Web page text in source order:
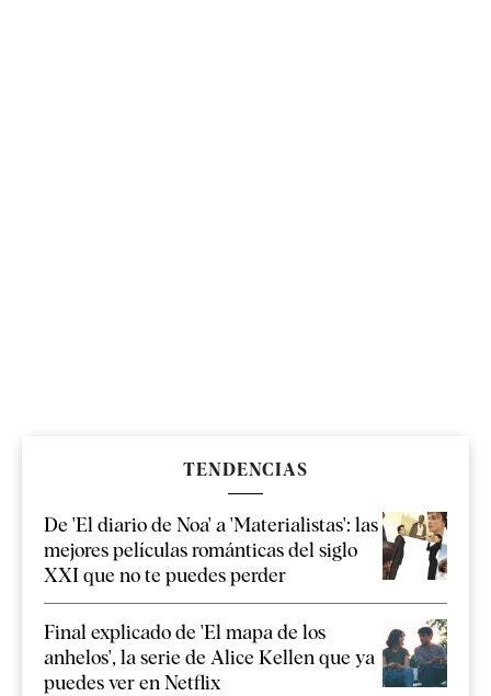
TENDENCIAS
De 'El diario de Noa' a 'Materialistas': las
mejores películas románticas del siglo
XXI que no te puedes perder
Final explicado de 'El mapa de los
anhelos', la serie de Alice Kellen que ya
puedes ver en Netflix